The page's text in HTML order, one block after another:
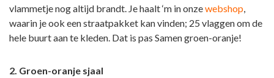
vlammetje nog altijd brandt. Je haalt ‘m in onzewebshop
waarin je ook een straatpakket kan vinden; 25 vlaggen om de
hele buurt aan te kleden. Dat is pas Samen groen-oranje!
2. Groen-oranje sjaal